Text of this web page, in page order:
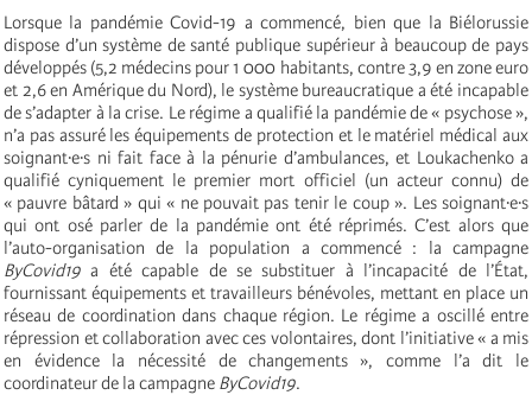
Lorsque la pandémie Covid-19 a commencé, bien que la Biélorussie
dispose d’un système de santé publique supérieur à beaucoup de pays
développés (5,2 médecins pour 1 000 habitants, contre 3,9 en zone euro
et 2,6 en Amérique du Nord), le système bureaucratique a été incapable
de s’adapter à la crise. Le régime a qualifié la pandémie de « psychose »,
n’a pas assuré les équipements de protection et le matériel médical aux
soignant∙e∙s ni fait face à la pénurie d’ambulances, et Loukachenko a
qualifié cyniquement le premier mort officiel (un acteur connu) de
« pauvre bâtard » qui « ne pouvait pas tenir le coup ». Les soignant∙e∙s
qui ont osé parler de la pandémie ont été réprimés. C’est alors que
l’auto-organisation de la population a commencé : la campagne
ByCovid19 a été capable de se substituer à l’incapacité de l’État,
fournissant équipements et travailleurs bénévoles, mettant en place un
réseau de coordination dans chaque région. Le régime a oscillé entre
répression et collaboration avec ces volontaires, dont l’initiative « a mis
en évidence la nécessité de changements », comme l’a dit le
coordinateur de la campagne ByCovid19.